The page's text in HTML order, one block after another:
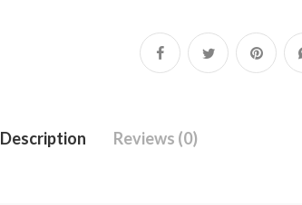
Description Reviews (0)